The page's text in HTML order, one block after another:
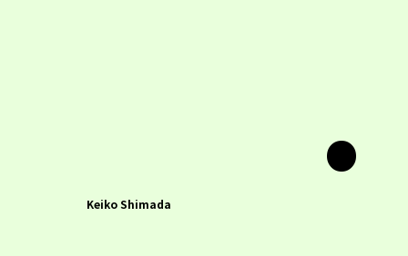
Keiko Shimada
.